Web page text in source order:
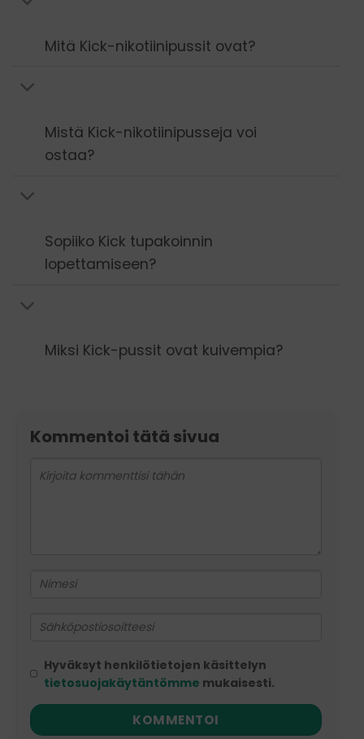
Mitä Kick-nikotiinipussit ovat?
Mistä Kick-nikotiinipusseja voi
ostaa?
Sopiiko Kick tupakoinnin
lopettamiseen?
Miksi Kick-pussit ovat kuivempia?
Kommentoi tätä sivua
Hyväksyt henkilötietojen käsittelyn
tietosuojakäytäntömme mukaisesti.
KOMMENTOI